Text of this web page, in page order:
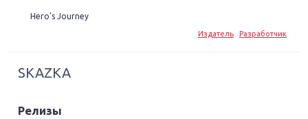
Hero's Journey
Издатель Разработчик
SKAZKA
Релизы